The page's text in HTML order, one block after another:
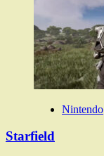
Nintendo
Starfield